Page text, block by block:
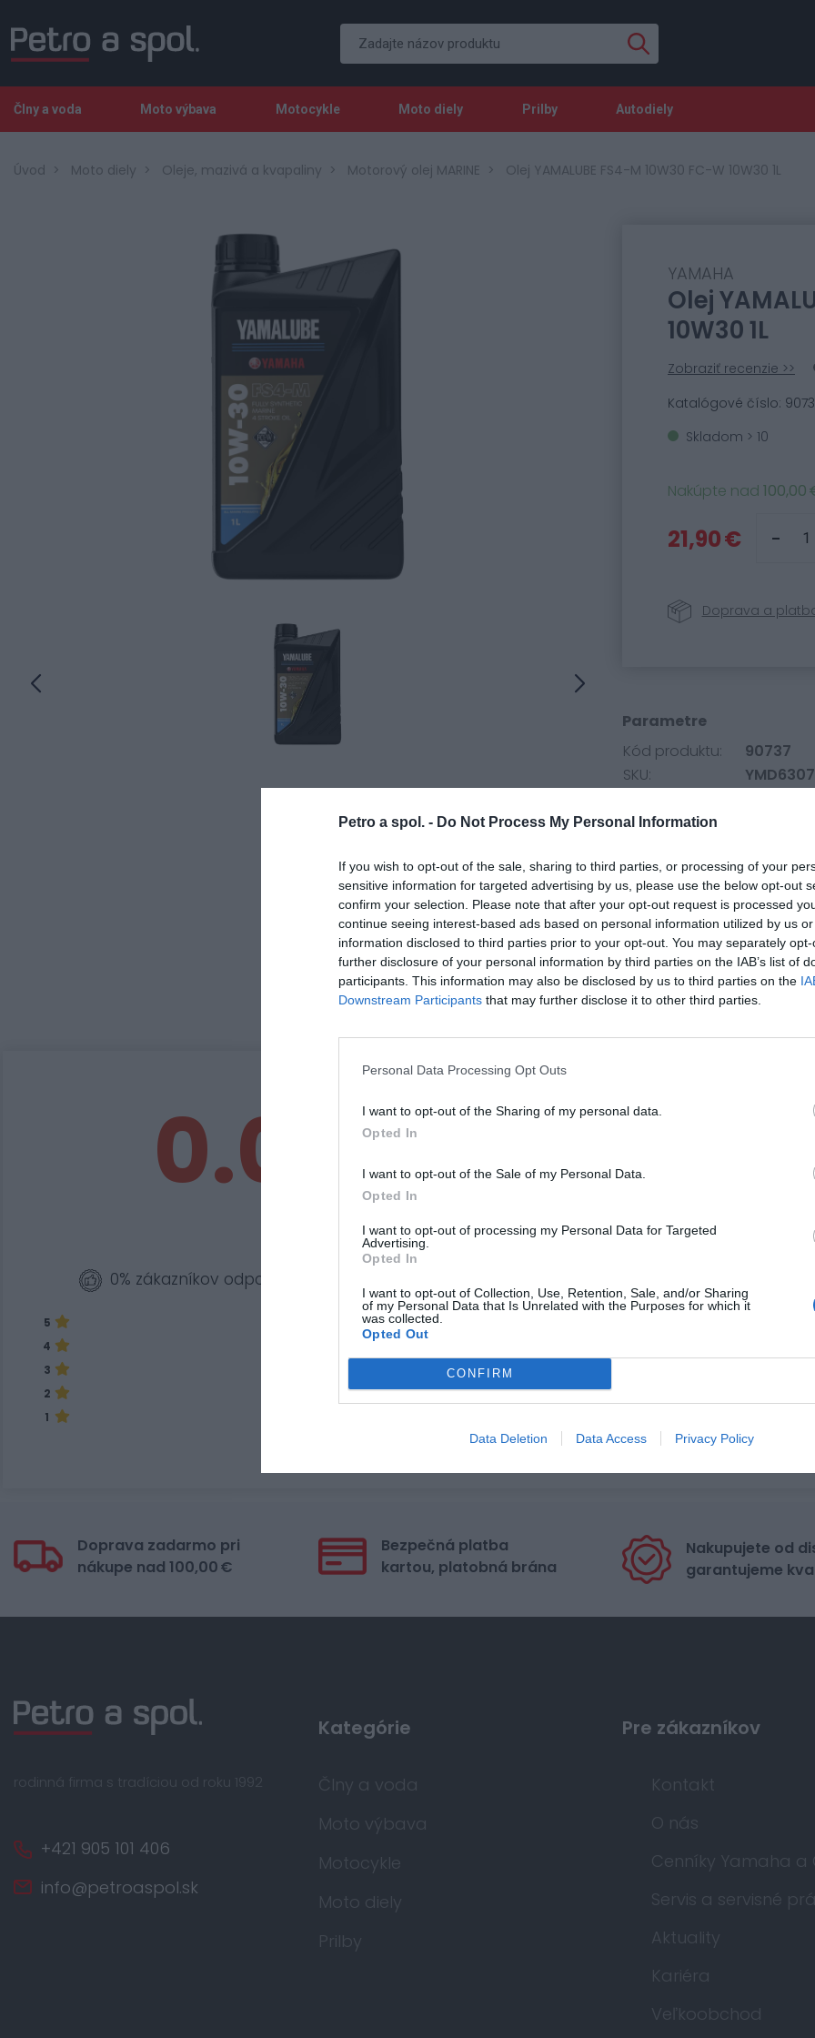
Petro a spol. - Do Not Process My Personal Information
If you wish to opt-out of the sale, sharing to third parties, or processing of your
sensitive information for targeted advertising by us, please use the below opt-out
confirm your selection. Please note that after your opt-out request is processed
continue seeing interest-based ads based on personal information utilized by us
information disclosed to third parties prior to your opt-out. You may separately
further disclosure of your personal information by third parties on the IAB’s list of
participants. This information may also be disclosed by us to third parties on the
Downstream Participants that may further disclose it to other third parties.
Personal Data Processing Opt Outs
I want to opt-out of the Sharing of my personal data.
Opted In
I want to opt-out of the Sale of my Personal Data.
Opted In
I want to opt-out of processing my Personal Data for Targeted
Advertising.
Opted In
I want to opt-out of Collection, Use, Retention, Sale, and/or Sharing
of my Personal Data that Is Unrelated with the Purposes for which it
was collected.
Opted Out
CONFIRM
Data Deletion Data Access Privacy Policy
Člny a voda Moto výbava Motocykle Moto diely Prilby Autodiely
Úvod Moto diely Oleje, mazivá a kvapaliny Motorový olej MARINE Olej YAMALUBE FS4-M 10W30 FC-W 10W30 1L
YAMAHA
Olej
10W30 1L
Zobraziť recenzie >>
Katalógové číslo:
Skladom > 10
Nakúpte nad 100,00
21,90 €
Doprava a
Parametre
Kód produktu:
90737
SKU:
Vysoko výkonný
motory, ktorý zlepšuje
(National Marine
schválené Yamaha Motor
špecifickom teste motora,
opotrebeniu • Výkonný
maximálnej čistote •
v morskom prostredí •
0.0
0% zákazníkov odporúča produkt
5
4
3
2
1
Doprava zadarmo pri
nákupe nad 100,00 €
Bezpečná platba
kartou, platobná brána
Nakupujete od
garantujeme
rodinná firma s tradíciou od roku 1992
+421 905 101 406
info@petroaspol.sk
Kategórie
Člny a voda
Moto výbava
Motocykle
Moto diely
Prilby
Pre zákazníkov
Kontakt
O nás
Cenníky Yamaha a
Servis a servisné
Aktuality
Kariéra
Veľkoobchod